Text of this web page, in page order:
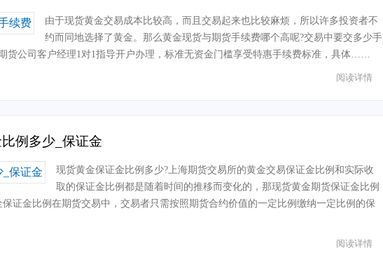
由于现货黄金交易成本比较高，而且交易起来也比较麻烦，所以许多投资者不
约而同地选择了黄金。那么黄金现货与期货手续费哪个高呢?交易中要交多少手
货公司客户经理1对1指导开户办理，标准无资金门槛享受特惠手续费标准，具体……
阅读详情
例多少_保证金
现货黄金保证金比例多少?上海期货交易所的黄金交易保证金比例和实际收
取的保证金比例都是随着时间的推移而变化的，那现货黄金期货保证金比例
证金比例在期货交易中，交易者只需按照期货合约价值的一定比例缴纳一定比例的保
阅读详情